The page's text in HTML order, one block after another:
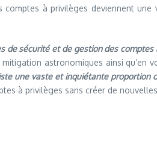
à privilèges deviennent
sécurité et de gestion des
astronomiques ainsi qu’en
une vaste et inquiétante proportion
à privilèges sans créer de